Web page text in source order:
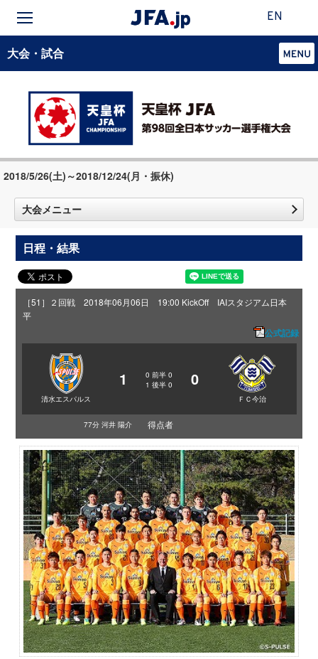
EN
大会・試合
2018/5/26(土)～2018/12/24(月・振休)
大会メニュー
日程・結果
［51］２回戦 2018年06月06日 19:00 KickOff IAIスタジアム日本
平
公式記録
清水エスパルス
1 0 前半 0
1 後半 0 0
ＦＣ今治
77分 河井 陽介 得点者